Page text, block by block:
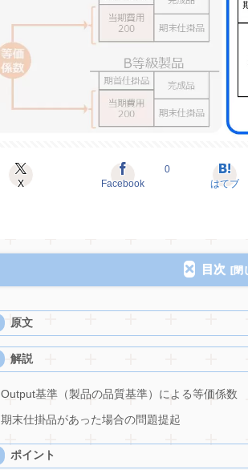
X Facebook
0
はてブ
目次
原文
解説
Output基準（製品の品質基準）による等価係数
期末仕掛品があった場合の問題提起
ポイント